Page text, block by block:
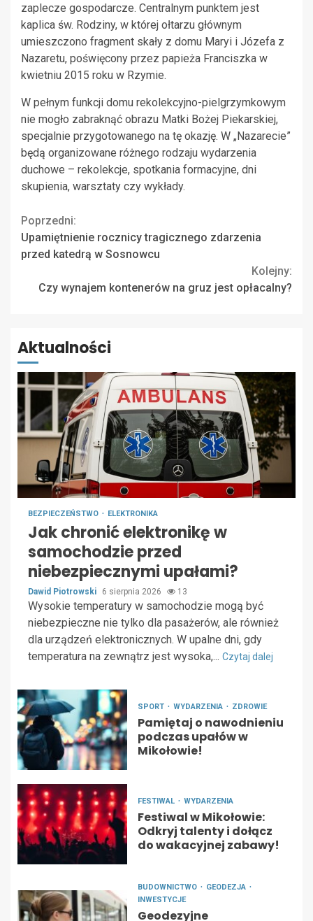
zaplecze gospodarcze. Centralnym punktem jest
kaplica św. Rodziny, w której ołtarzu głównym
umieszczono fragment skały z domu Maryi i Józefa z
Nazaretu, poświęcony przez papieża Franciszka w
kwietniu 2015 roku w Rzymie.
W pełnym funkcji domu rekolekcyjno-pielgrzymkowym
nie mogło zabraknąć obrazu Matki Bożej Piekarskiej,
specjalnie przygotowanego na tę okazję. W „Nazarecie”
będą organizowane różnego rodzaju wydarzenia
duchowe – rekolekcje, spotkania formacyjne, dni
skupienia, warsztaty czy wykłady.
Continue
Reading
Poprzedni:
Upamiętnienie rocznicy tragicznego zdarzenia
przed katedrą w Sosnowcu
Kolejny:
Czy wynajem kontenerów na gruz jest opłacalny?
Aktualności
BEZPIECZEŃSTWO ELEKTRONIKA
Jak chronić elektronikę w
samochodzie przed
niebezpiecznymi upałami?
Dawid Piotrowski 6 sierpnia 2026 13
Wysokie temperatury w samochodzie mogą być
niebezpieczne nie tylko dla pasażerów, ale również
dla urządzeń elektronicznych. W upalne dni, gdy
temperatura na zewnątrz jest wysoka,... Czytaj dalej
SPORT WYDARZENIA ZDROWIE
Pamiętaj o nawodnieniu
podczas upałów w
Mikołowie!
FESTIWAL WYDARZENIA
Festiwal w Mikołowie:
Odkryj talenty i dołącz
do wakacyjnej zabawy!
BUDOWNICTWO
GEODEZJA
INWESTYCJE
Geodezyjne